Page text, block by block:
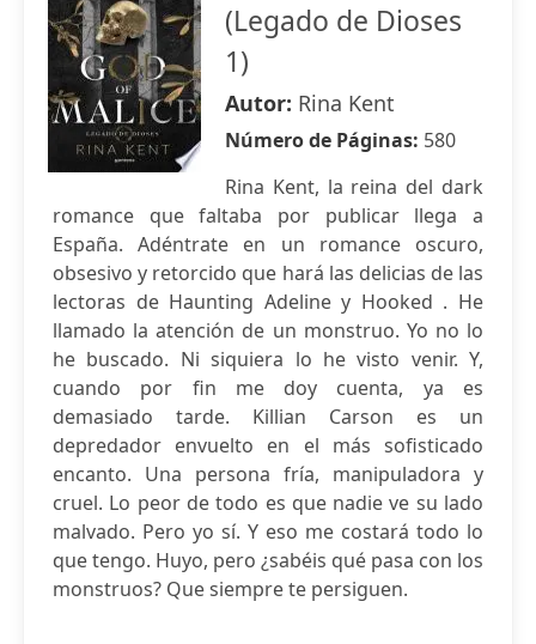
(Legado de Dioses
1)
Autor: Rina Kent
Número de Páginas: 580
Rina Kent, la reina del dark
romance que faltaba por publicar llega a
España. Adéntrate en un romance oscuro,
obsesivo y retorcido que hará las delicias de las
lectoras de Haunting Adeline y Hooked . He
llamado la atención de un monstruo. Yo no lo
he buscado. Ni siquiera lo he visto venir. Y,
cuando por fin me doy cuenta, ya es
demasiado tarde. Killian Carson es un
depredador envuelto en el más sofisticado
encanto. Una persona fría, manipuladora y
cruel. Lo peor de todo es que nadie ve su lado
malvado. Pero yo sí. Y eso me costará todo lo
que tengo. Huyo, pero ¿sabéis qué pasa con los
monstruos? Que siempre te persiguen.